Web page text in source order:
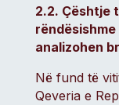
2.2. Çështje
analizohen
Në fund të
Qeveria e